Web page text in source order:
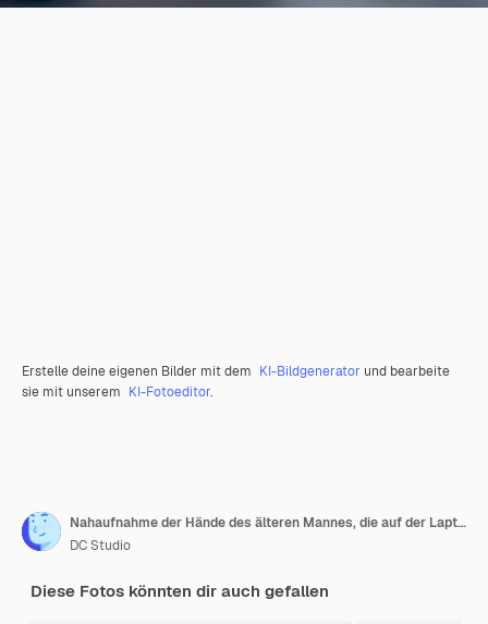
Erstelle deine eigenen Bilder mit dem KI-Bildgenerator und bearbeite
sie mit unserem KI-Fotoeditor.
Nahaufnahme der Hände des älteren Mannes, die auf der Laptop-Tastatur tippen
DC Studio
Diese Fotos könnten dir auch gefallen